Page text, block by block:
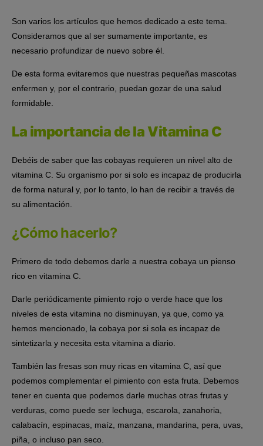
Son varios los artículos que hemos dedicado a este tema.
Consideramos que al ser sumamente importante, es
necesario profundizar de nuevo sobre él.
De esta forma evitaremos que nuestras pequeñas mascotas
enfermen y, por el contrario, puedan gozar de una salud
formidable.
La importancia de la Vitamina C
Debéis de saber que las cobayas requieren un nivel alto de
vitamina C. Su organismo por si solo es incapaz de producirla
de forma natural y, por lo tanto, lo han de recibir a través de
su alimentación.
¿Cómo hacerlo?
Primero de todo debemos darle a nuestra cobaya un pienso
rico en vitamina C.
Darle periódicamente pimiento rojo o verde hace que los
niveles de esta vitamina no disminuyan, ya que, como ya
hemos mencionado, la cobaya por si sola es incapaz de
sintetizarla y necesita esta vitamina a diario.
También las fresas son muy ricas en vitamina C, así que
podemos complementar el pimiento con esta fruta. Debemos
tener en cuenta que podemos darle muchas otras frutas y
verduras, como puede ser lechuga, escarola, zanahoria,
calabacín, espinacas, maíz, manzana, mandarina, pera, uvas,
piña, o incluso pan seco.